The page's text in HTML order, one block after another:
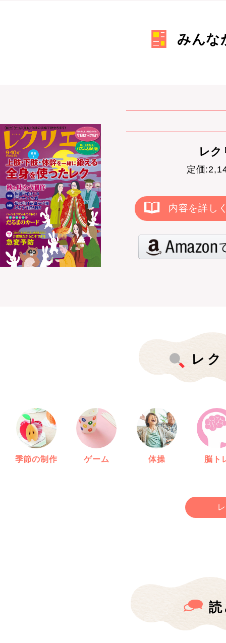
みんな
レ
定価
内容を詳し
レ
季節の制作 ゲーム 体操 脳ト